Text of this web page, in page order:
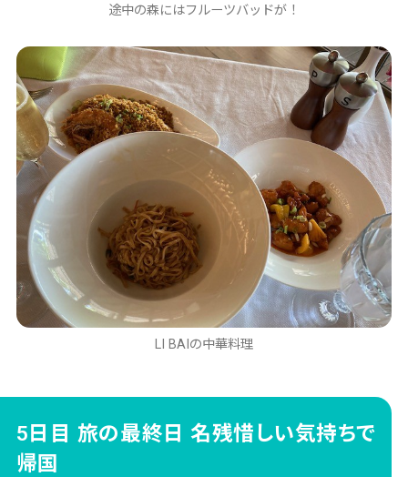
途中の森にはフルーツバッドが！
LI BAIの中華料理
5日目 旅の最終日 名残惜しい気持ちで
帰国